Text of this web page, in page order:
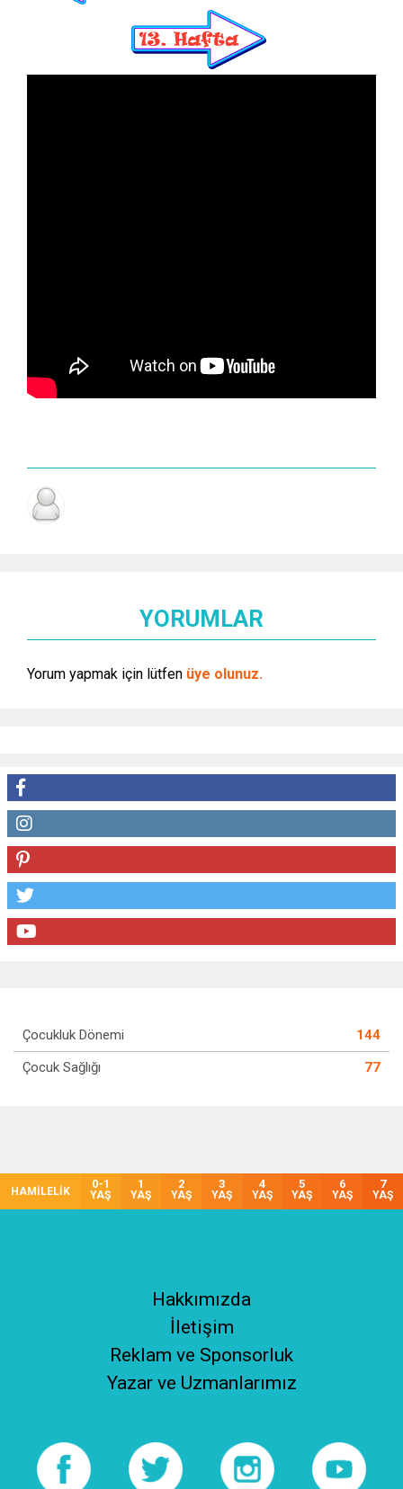
YORUMLAR
Yorum yapmak için lütfen üye olunuz.
Çocukluk Dönemi
144
Çocuk Sağlığı
77
HAMİLELİK
0-1
YAŞ
1
YAŞ
2
YAŞ
3
YAŞ
4
YAŞ
5
YAŞ
6
YAŞ
7
YAŞ
Hakkımızda
İletişim
Reklam ve Sponsorluk
Yazar ve Uzmanlarımız